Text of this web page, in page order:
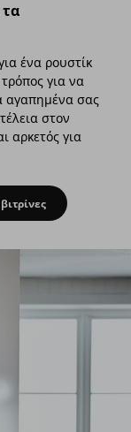
ένα ρουστίκ
για να
αγαπημένα σας
στον
αρκετός για
για τα